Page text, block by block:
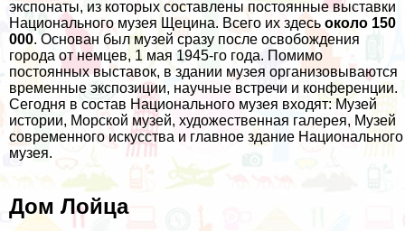
экспонаты, из которых составлены постоянные выставки
Национального музея Щецина. Всего их здесь около 150
000. Основан был музей сразу после освобождения
города от немцев, 1 мая 1945-го года. Помимо
постоянных выставок, в здании музея организовываются
временные экспозиции, научные встречи и конференции.
Сегодня в состав Национального музея входят: Музей
истории, Морской музей, художественная галерея, Музей
современного искусства и главное здание Национального
музея.
Дом Лойца